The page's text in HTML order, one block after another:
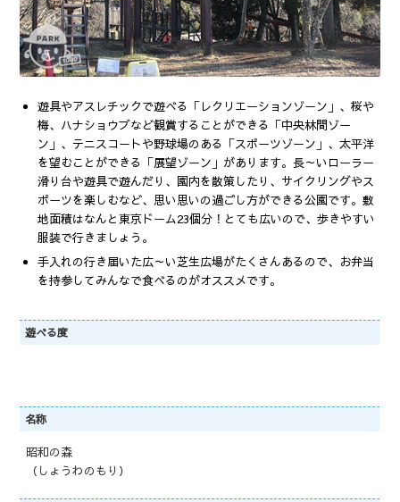
遊具やアスレチックで遊べる「レクリエーションゾーン」、桜や
梅、ハナショウブなど観賞することができる「中央林間ゾー
ン」、テニスコートや野球場のある「スポーツゾーン」、太平洋
を望むことができる「展望ゾーン」があります。長～いローラー
滑り台や遊具で遊んだり、園内を散策したり、サイクリングやス
ポーツを楽しむなど、思い思いの過ごし方ができる公園です。敷
地面積はなんと東京ドーム23個分！とても広いので、歩きやすい
服装で行きましょう。
手入れの行き届いた広～い芝生広場がたくさんあるので、お弁当
を持参してみんなで食べるのがオススメです。
遊べる度
名称
昭和の森
（しょうわのもり）